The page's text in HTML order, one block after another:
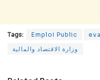
Tags: Emploi Public
وزارة الاقتصاد والمالية